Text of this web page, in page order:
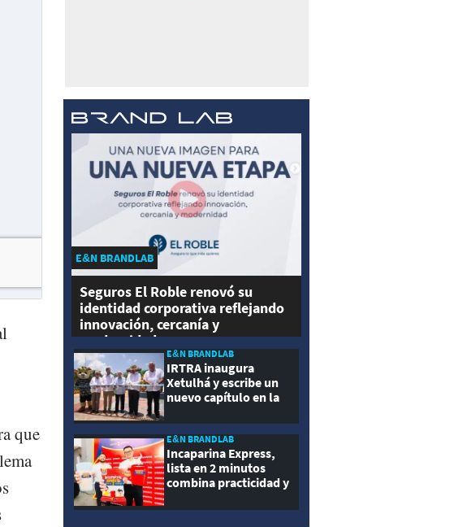
que
E&N BRANDLAB
Seguros El Roble renovó su
identidad corporativa reflejando
innovación, cercanía y
modernidad
E&N BRANDLAB
IRTRA inaugura
Xetulhá y escribe un
nuevo capítulo en la
recreación de
Guatemala
E&N BRANDLAB
Incaparina Express,
lista en 2 minutos
combina practicidad y